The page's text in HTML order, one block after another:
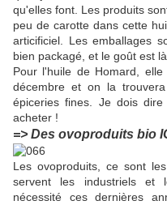
qu'elles font. Les produits
peu de carotte dans cette
articificiel. Les emballages
bien packagé, et le goût est
Pour l'huile de Homard,
décembre et on la
épiceries fines. Je dois
acheter !
=> Des ovoproduits bio
Les ovoproduits, ce sont
servent les industriels et
nécessité ces dernières